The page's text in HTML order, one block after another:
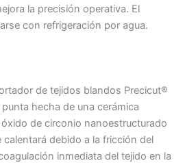
la precisión operativa. El
con refrigeración por agua.
de tejidos blandos Precicut®
hecha de una cerámica
de circonio nanoestructurado
debido a la fricción del
inmediata del tejido en la